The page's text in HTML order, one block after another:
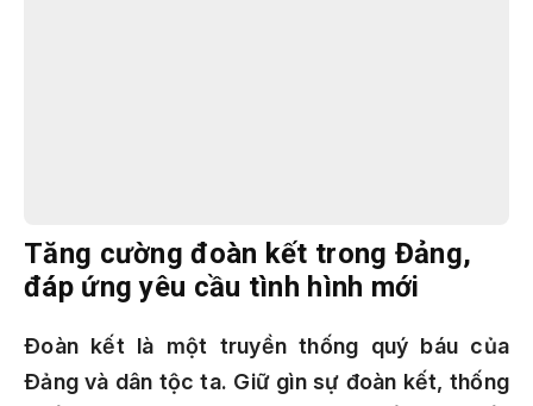
Tăng cường đoàn kết trong Đảng,
đáp ứng yêu cầu tình hình mới
Ðoàn kết là một truyền thống quý báu của
Ðảng và dân tộc ta. Giữ gìn sự đoàn kết, thống